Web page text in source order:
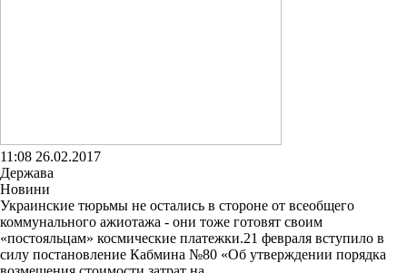
11:08 26.02.2017
Держава
Новини
Украинские тюрьмы не остались в стороне от всеобщего
коммунального ажиотажа - они тоже готовят своим
«постояльцам» космические платежки.21 февраля вступило в
силу постановление Кабмина №80 «Об утверждении порядка